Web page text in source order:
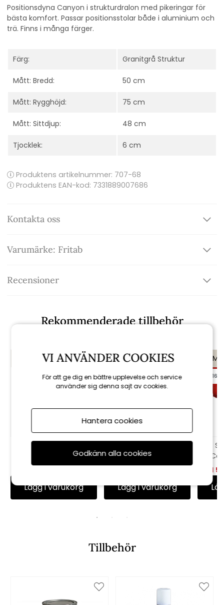
Positionsdyna Canyon i strukturdralon med pikeringar för
bästa komfort. Passar positionsstolar både i aluminium och
trä. Finns i många färger.
Färg: Granitgrå Struktur
Mått: Bredd: 50 cm
Mått: Rygghöjd: 75 cm
Mått: Sittdjup: 48 cm
Tjocklek: 6 cm
Produktens artikelnummer: 707-68
Produktens EAN-kod: 7331889007686
Kontakta oss
Varumärke: Fritab
Recensioner
Rekommenderade tillbehör
KAMPANJ
Högvikdyna, flock -
Lägg i varukorg
KAMPANJ
till 16/8
2.0 100 cm, smal -
indigo
Lägg i varukorg
till 16/8
1
Tillbehör
VI ANVÄNDER COOKIES
För att ge dig en bättre upplevelse och service
använder sig denna sajt av cookies.
Hantera cookies
Godkänn alla cookies